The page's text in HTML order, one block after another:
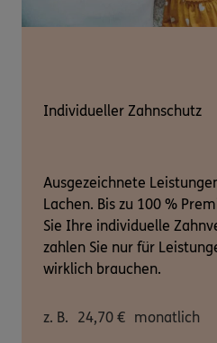
Individueller Zahnschutz
Ausgezeichnete
Lachen. Bis zu 100 %
Sie Ihre individuelle
zahlen Sie nur für
wirklich brauchen.
z. B. 24,70 € monatlich